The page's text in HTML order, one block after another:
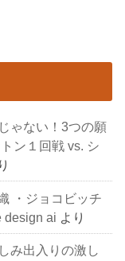
ゃない！3つの願
ン１回戦 vs. シ
・ジョコビッチ
design ai より
み出入りの激し